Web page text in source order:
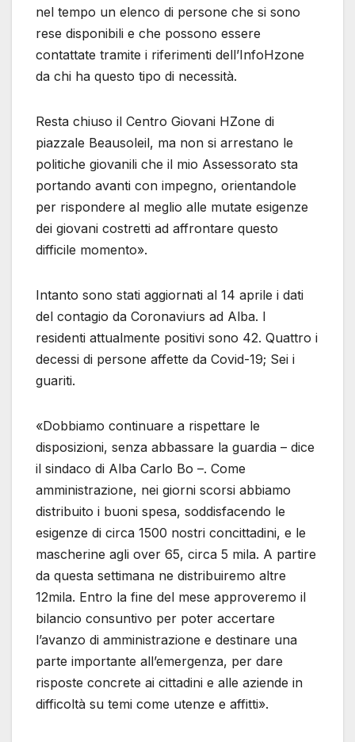
nel tempo un elenco di persone che si sono
rese disponibili e che possono essere
contattate tramite i riferimenti dell’InfoHzone
da chi ha questo tipo di necessità.
Resta chiuso il Centro Giovani HZone di
piazzale Beausoleil, ma non si arrestano le
politiche giovanili che il mio Assessorato sta
portando avanti con impegno, orientandole
per rispondere al meglio alle mutate esigenze
dei giovani costretti ad affrontare questo
difficile momento».
Intanto sono stati aggiornati al 14 aprile i dati
del contagio da Coronaviurs ad Alba. I
residenti attualmente positivi sono 42. Quattro i
decessi di persone affette da Covid-19; Sei i
guariti.
«Dobbiamo continuare a rispettare le
disposizioni, senza abbassare la guardia – dice
il sindaco di Alba Carlo Bo –. Come
amministrazione, nei giorni scorsi abbiamo
distribuito i buoni spesa, soddisfacendo le
esigenze di circa 1500 nostri concittadini, e le
mascherine agli over 65, circa 5 mila. A partire
da questa settimana ne distribuiremo altre
12mila. Entro la fine del mese approveremo il
bilancio consuntivo per poter accertare
l’avanzo di amministrazione e destinare una
parte importante all’emergenza, per dare
risposte concrete ai cittadini e alle aziende in
difficoltà su temi come utenze e affitti».